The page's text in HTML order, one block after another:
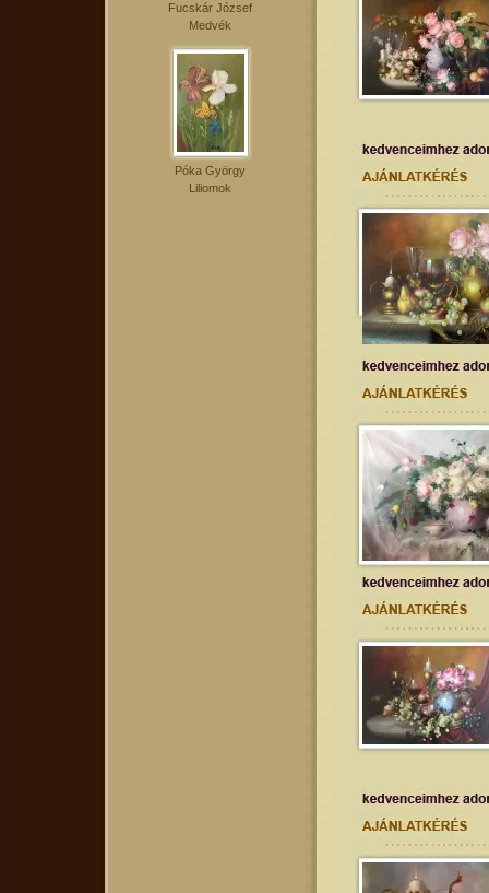
Fucskár József
Medvék
Póka György
Liliomok